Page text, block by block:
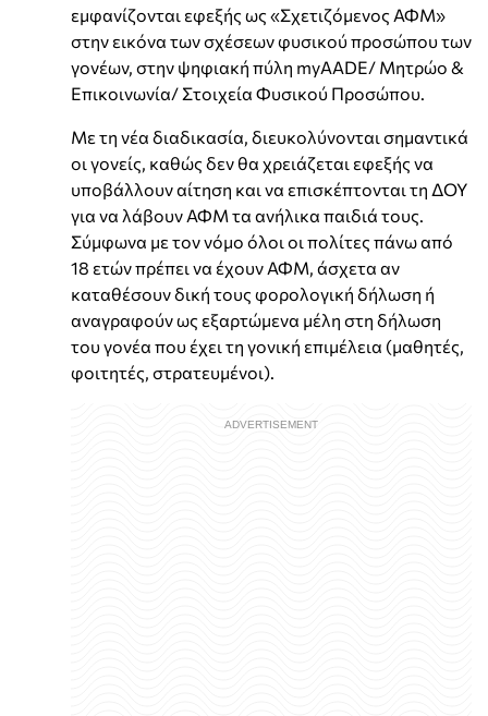
εμφανίζονται εφεξής ως «Σχετιζόμενος ΑΦΜ»
στην εικόνα των σχέσεων φυσικού προσώπου των
γονέων, στην ψηφιακή πύλη myAADE/ Μητρώο &
Επικοινωνία/ Στοιχεία Φυσικού Προσώπου.
Με τη νέα διαδικασία, διευκολύνονται σημαντικά
οι γονείς, καθώς δεν θα χρειάζεται εφεξής να
υποβάλλουν αίτηση και να επισκέπτονται τη ΔΟΥ
για να λάβουν ΑΦΜ τα ανήλικα παιδιά τους.
Σύμφωνα με τον νόμο όλοι οι πολίτες πάνω από
18 ετών πρέπει να έχουν ΑΦΜ, άσχετα αν
καταθέσουν δική τους φορολογική δήλωση ή
αναγραφούν ως εξαρτώμενα μέλη στη δήλωση
του γονέα που έχει τη γονική επιμέλεια (μαθητές,
φοιτητές, στρατευμένοι).